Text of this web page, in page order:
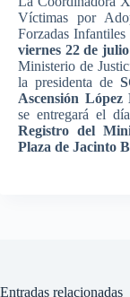
Víctimas por
Forzadas
viernes 22 de julio
Ministerio de
la presidenta de
Ascensión López
se entregará el
Registro del
Plaza de Jacinto
Entradas relacionadas